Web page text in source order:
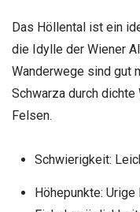
Das Höllental ist ein
die Idylle der Wiener
Wanderwege sind gut
Schwarza durch
Felsen.
Schwierigkeit:
Höhepunkte: